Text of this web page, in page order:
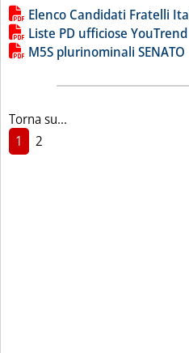
Lista allegati PDF alla
Elenco Candidati Fratelli
Liste PD ufficiose YouTrend
M5S plurinominali SENATO
Torna su...
1
2